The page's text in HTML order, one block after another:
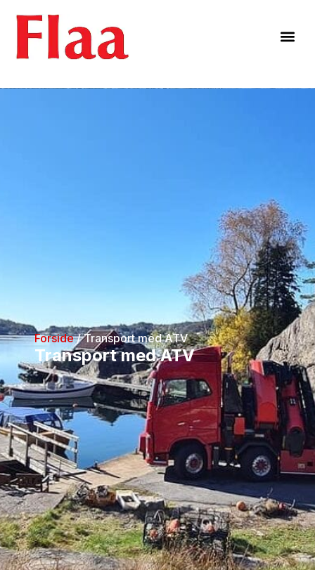
Forside/ Transport med ATV
Transport med ATV